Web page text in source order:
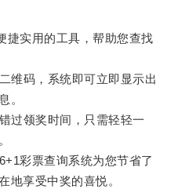
实用的工具，帮助您查找
码，系统即可立即显示出
。
领奖时间，只需轻轻一
彩票查询系统为您节省了
地享受中奖的喜悦。